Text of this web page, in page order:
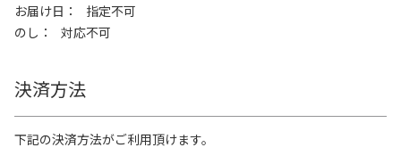
お届け日
指定不可
のし
対応不可
決済方法
下記の決済方法がご利用頂けます。